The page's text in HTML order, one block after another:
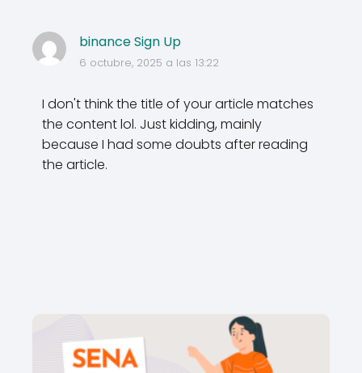
binance Sign Up
6 octubre, 2025 a las 13:22
I don't think the title of your article matches
the content lol. Just kidding, mainly
because I had some doubts after reading
the article.